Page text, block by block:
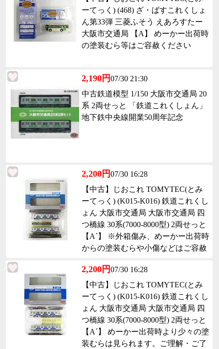
ーてっく) (468) ざ・ばすこれくしょ
ん第33弾 三菱ふそう えあろすたー
大阪市交通局 【A】 めーかー出荷時
の塗装むら等はご容赦ください
2,190円07/30 21:30
中古鉄道模型 1/150 大阪市交通局 20
系 2両せっと 「鉄道これくしょん」
地下鉄中央線開業50周年記念
2,200円07/30 16:28
【中古】じおこれ TOMYTEC(とみ
ーてっく) (K015-K016) 鉄道これくし
ょん 大阪市交通局 大阪市交通局 四
つ橋線 30系(7000-8000型) 2両せっと
【A´】 ※外箱傷み、めーかー出荷時
からの塗装むらや小傷などはご容赦
2,200円07/30 16:28
【中古】じおこれ TOMYTEC(とみ
ーてっく) (K015-K016) 鉄道これくし
ょん 大阪市交通局 大阪市交通局 四
つ橋線 30系(7000-8000型) 2両せっと
【A´】 めーかー出荷時より少々の塗
装むらは見られます。ご理解・ご了